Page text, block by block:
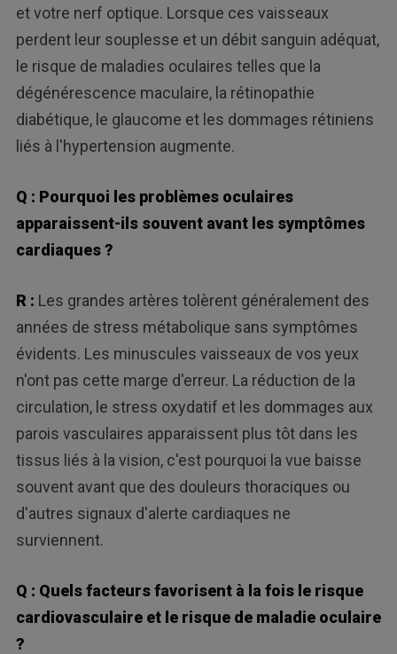
et votre nerf optique. Lorsque ces vaisseaux
perdent leur souplesse et un débit sanguin adéquat,
le risque de maladies oculaires telles que la
dégénérescence maculaire, la rétinopathie
diabétique, le glaucome et les dommages rétiniens
liés à l'hypertension augmente.
Q : Pourquoi les problèmes oculaires
apparaissent-ils souvent avant les symptômes
cardiaques ?
R : Les grandes artères tolèrent généralement des
années de stress métabolique sans symptômes
évidents. Les minuscules vaisseaux de vos yeux
n'ont pas cette marge d'erreur. La réduction de la
circulation, le stress oxydatif et les dommages aux
parois vasculaires apparaissent plus tôt dans les
tissus liés à la vision, c'est pourquoi la vue baisse
souvent avant que des douleurs thoraciques ou
d'autres signaux d'alerte cardiaques ne
surviennent.
Q : Quels facteurs favorisent à la fois le risque
cardiovasculaire et le risque de maladie oculaire
?